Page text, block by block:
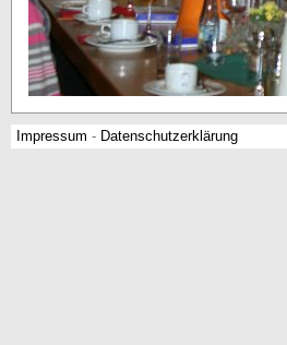
Impressum - Datenschutzerklärung